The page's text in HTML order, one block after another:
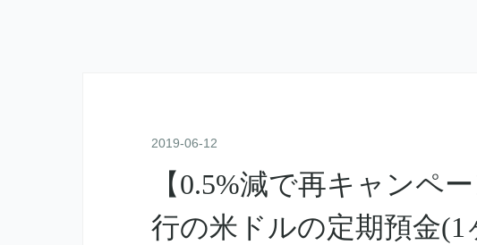
2019-06-12
【0.5%減で再キャンペ
行の米ドルの定期預金(1